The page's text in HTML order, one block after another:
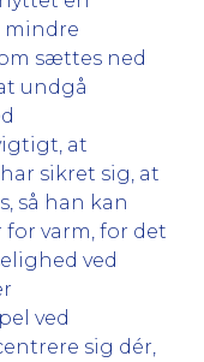
mindre
sættes ned
undgå
at
sikret sig, at
så han kan
varm, for det
ved
ved
sig dér,